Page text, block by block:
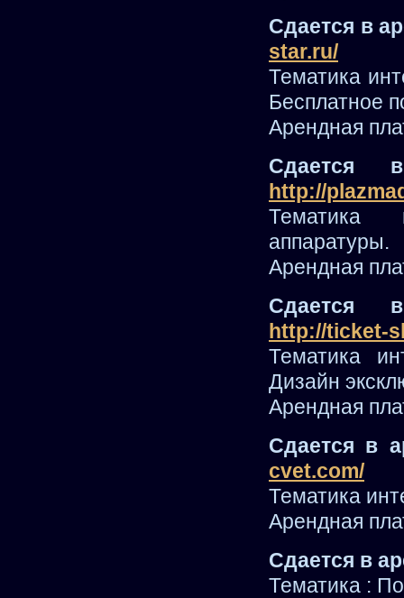
Сдается в
star.ru/
Тематика
Бесплатное
Арендная
Сдается
http://
Тематика
аппаратуры.
Арендная
Сдается
http://ticket-
Тематика
Дизайн
Арендная
Сдается в
cvet.com/
Тематика
Арендная
Сдается в
Тематика :